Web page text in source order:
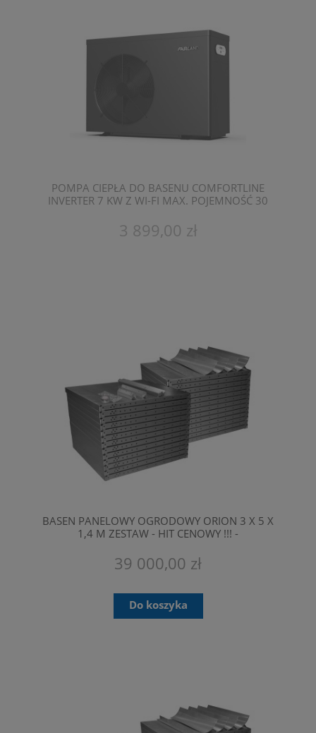
POMPA CIEPŁA DO BASENU COMFORTLINE
INVERTER 7 KW Z WI-FI MAX. POJEMNOŚĆ 30
BPNR07
3 899,00 zł
BASEN PANELOWY OGRODOWY ORION 3 X 5 X
1,4 M ZESTAW - HIT CENOWY !!! -
PROFESJONALNEGO MONTAŻU.
39 000,00 zł
Do koszyka